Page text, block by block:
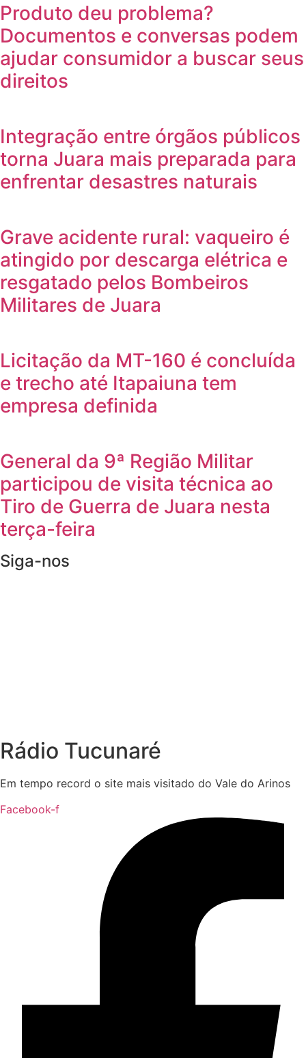
Produto deu problema?
Documentos e conversas podem
ajudar consumidor a buscar seus
direitos
Integração entre órgãos públicos
torna Juara mais preparada para
enfrentar desastres naturais
Grave acidente rural: vaqueiro é
atingido por descarga elétrica e
resgatado pelos Bombeiros
Militares de Juara
Licitação da MT-160 é concluída
e trecho até Itapaiuna tem
empresa definida
General da 9ª Região Militar
participou de visita técnica ao
Tiro de Guerra de Juara nesta
terça-feira
Siga-nos
Rádio Tucunaré
Em tempo record o site mais visitado do Vale do Arinos
Facebook-f